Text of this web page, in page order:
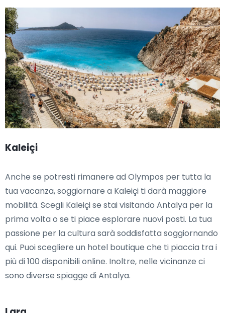
Kaleiçi
Anche se potresti rimanere ad Olympos per tutta la
tua vacanza, soggiornare a Kaleiçi ti darà maggiore
mobilità. Scegli Kaleiçi se stai visitando Antalya per la
prima volta o se ti piace esplorare nuovi posti. La tua
passione per la cultura sarà soddisfatta soggiornando
qui. Puoi scegliere un hotel boutique che ti piaccia tra i
più di 100 disponibili online. Inoltre, nelle vicinanze ci
sono diverse spiagge di Antalya.